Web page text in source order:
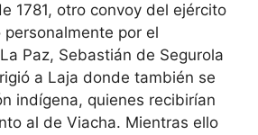
1781, otro convoy del ejército
por el
Paz, Sebastián de Segurola
a Laja donde también se
indígena, quienes recibirían
al de Viacha. Mientras ello